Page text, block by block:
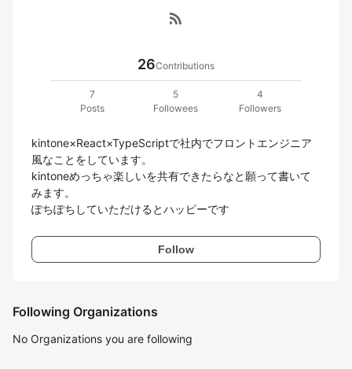
rss_feed
26Contributions
7
Posts
5
Followees
4
Followers
kintone×React×TypeScriptで社内でフロントエンジニア
風なことをしています。
kintoneめっちゃ楽しいを共有できたらなと願って書いて
みます。
ぽちぽちしていただけるとハッピーです
Follow
Following Organizations
No Organizations you are following